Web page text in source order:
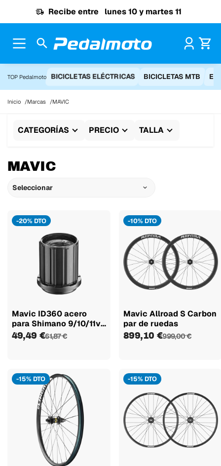
Recibe entre lunes 10 y martes 11
TOP Pedalmoto BICICLETAS ELÉCTRICAS BICICLETAS MTB
Inicio Marcas MAVIC
CATEGORÍAS PRECIO TALLA
MAVIC
Seleccionar
-20% DTO
Mavic ID360 acero
para Shimano 9/10/11v
MTB núcleo
49,49 €61,87 €
-10% DTO
Mavic Allroad S Carbon
par de ruedas
899,10 €999,00 €
-15% DTO -15% DTO